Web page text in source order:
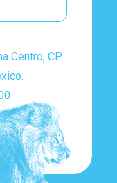
Centro, CP.